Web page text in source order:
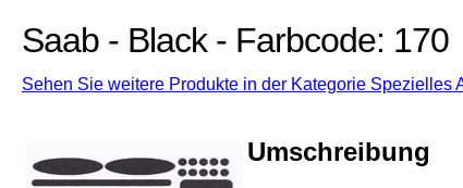
Saab - Black - Farbcode: 170
Sehen Sie weitere Produkte in der Kategorie Spezielles
Umschreibung